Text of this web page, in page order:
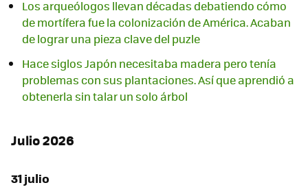
Los arqueólogos llevan décadas debatiendo cómo
de mortífera fue la colonización de América. Acaban
de lograr una pieza clave del puzle
Hace siglos Japón necesitaba madera pero tenía
problemas con sus plantaciones. Así que aprendió a
obtenerla sin talar un solo árbol
Julio 2026
31 julio